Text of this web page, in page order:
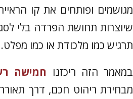
מגושמים ופותחים את קו
שיוצרות תחושת הפרדה בלי
תרגיש כמו מלכודת או כמו מפלט.
במאמר הזה ריכזנו חמישה
מבחירת ריהוט חכם, דרך